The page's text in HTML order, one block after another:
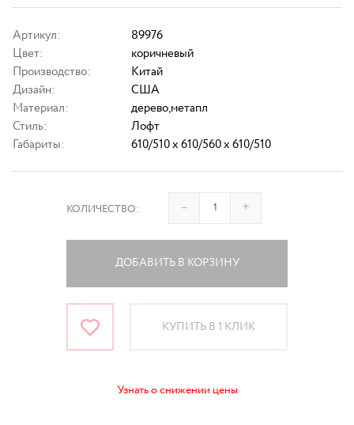
Артикул:
89976
Цвет:
коричневый
Производство:
Китай
Дизайн:
США
Материал:
дерево,метапл
Стиль:
Лофт
Габариты:
610/510 x 610/560 x 610/510
КОЛИЧЕСТВО: – +
ДОБАВИТЬ В КОРЗИНУ
КУПИТЬ В 1 КЛИК
Узнать о снижении цены